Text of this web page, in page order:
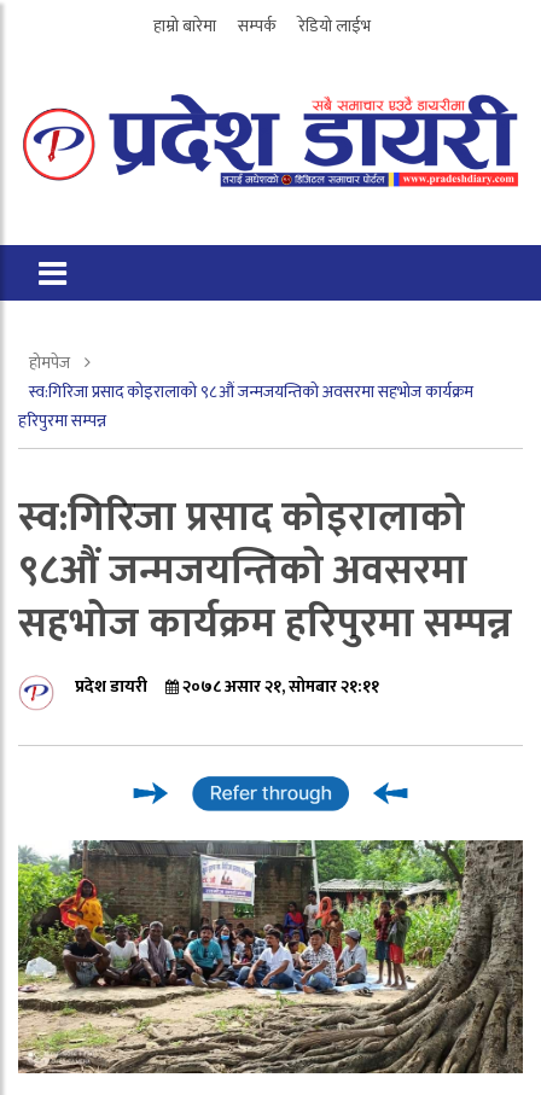
हाम्रो बारेमा सम्पर्क रेडियो लाईभ
होमपेज
स्व:गिरिजा प्रसाद कोइरालाको ९८औं जन्मजयन्तिको अवसरमा सहभोज कार्यक्रम
हरिपुरमा सम्पन्न
स्व:गिरिजा प्रसाद कोइरालाको
९८औं जन्मजयन्तिको अवसरमा
सहभोज कार्यक्रम हरिपुरमा सम्पन्न
प्रदेश डायरी २०७८ असार २१, सोमबार २१:११